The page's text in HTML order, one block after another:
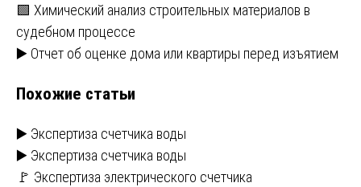
Навигация
по
🟩 Химический анализ строительных материалов в
судебном процессе
▶️ Отчет об оценке дома или квартиры перед изъятием
Похожие статьи
▶️ Экспертиза счетчика воды
▶️ Экспертиза счетчика воды
🚩 Экспертиза электрического счетчика